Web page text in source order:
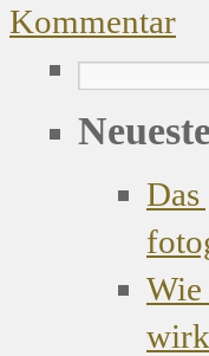
Kommentar